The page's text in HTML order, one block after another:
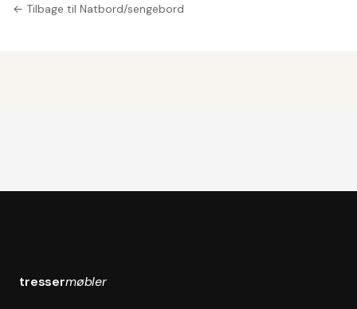
← Tilbage til Natbord/sengebord
tressermøbler